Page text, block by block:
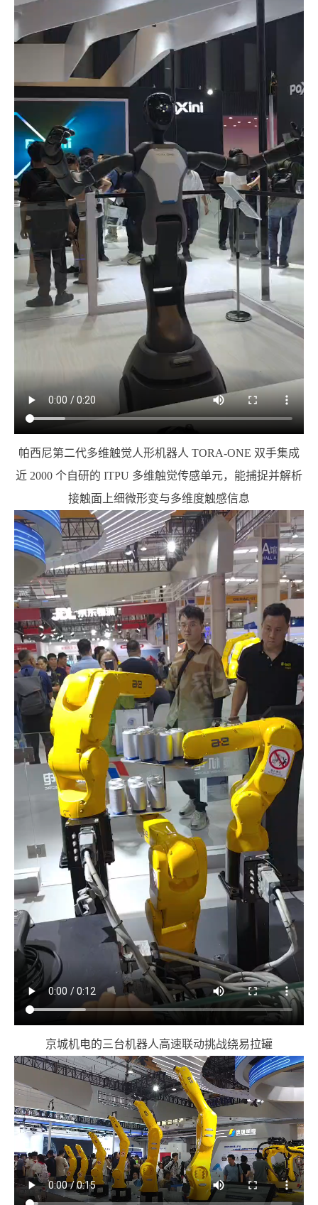
帕西尼第二代多维触觉人形机器人 TORA-ONE 双手集成
近 2000 个自研的 ITPU 多维触觉传感单元，能捕捉并解析
接触面上细微形变与多维度触感信息
京城机电的三台机器人高速联动挑战绕易拉罐